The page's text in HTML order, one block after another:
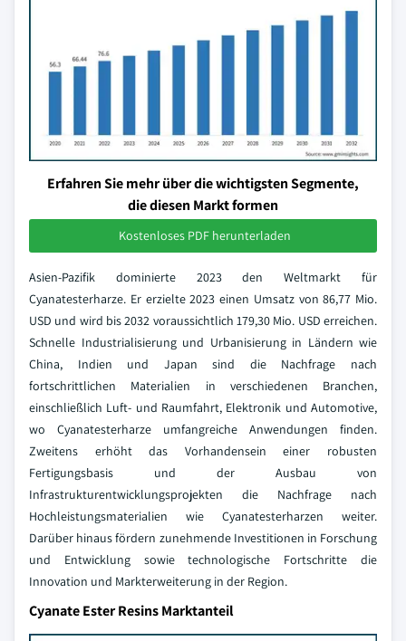
Erfahren Sie mehr über die wichtigsten Segmente,
die diesen Markt formen
Kostenloses PDF herunterladen
Asien-Pazifik dominierte 2023 den Weltmarkt für
Cyanatesterharze. Er erzielte 2023 einen Umsatz von 86,77 Mio.
USD und wird bis 2032 voraussichtlich 179,30 Mio. USD erreichen.
Schnelle Industrialisierung und Urbanisierung in Ländern wie
China, Indien und Japan sind die Nachfrage nach
fortschrittlichen Materialien in verschiedenen Branchen,
einschließlich Luft- und Raumfahrt, Elektronik und Automotive,
wo Cyanatesterharze umfangreiche Anwendungen finden.
Zweitens erhöht das Vorhandensein einer robusten
Fertigungsbasis und der Ausbau von
Infrastrukturentwicklungsprojekten die Nachfrage nach
Hochleistungsmaterialien wie Cyanatesterharzen weiter.
Darüber hinaus fördern zunehmende Investitionen in Forschung
und Entwicklung sowie technologische Fortschritte die
Innovation und Markterweiterung in der Region.
Cyanate Ester Resins Marktanteil